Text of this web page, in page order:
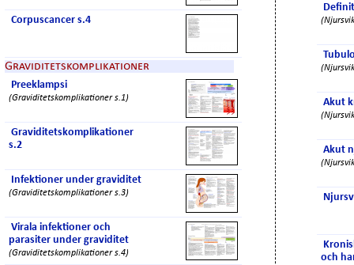
Corpuscancer s.4
Graviditetskomplikationer
Preeklampsi
(Graviditetskomplikationer s.1)
Graviditetskomplikationer
s.2
Infektioner under graviditet
(Graviditetskomplikationer s.3)
Virala infektioner och
parasiter under graviditet
(Graviditetskomplikationer s.4)
Akut
Akut
och